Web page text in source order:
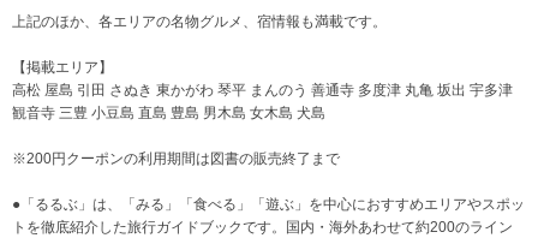
上記のほか、各エリアの名物グルメ、宿情報も満載です。
【掲載エリア】
高松 屋島 引田 さぬき 東かがわ 琴平 まんのう 善通寺 多度津 丸亀 坂出 宇多津
観音寺 三豊 小豆島 直島 豊島 男木島 女木島 犬島
※200円クーポンの利用期間は図書の販売終了まで
●「るるぶ」は、「みる」「食べる」「遊ぶ」を中心におすすめエリアやスポッ
トを徹底紹介した旅行ガイドブックです。国内・海外あわせて約200のライン